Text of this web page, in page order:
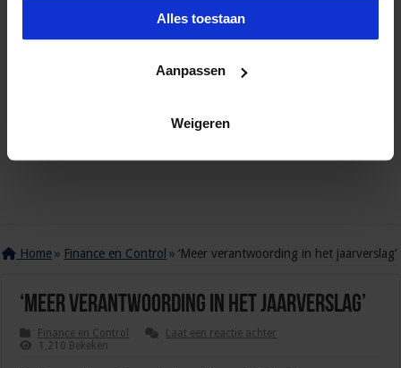
Alles toestaan
Aanpassen
Weigeren
Home » Finance en Control » ‘Meer verantwoording in het jaarverslag’
‘Meer verantwoording in het jaarverslag’
Finance en Control
Laat een reactie achter
1,210 Bekeken